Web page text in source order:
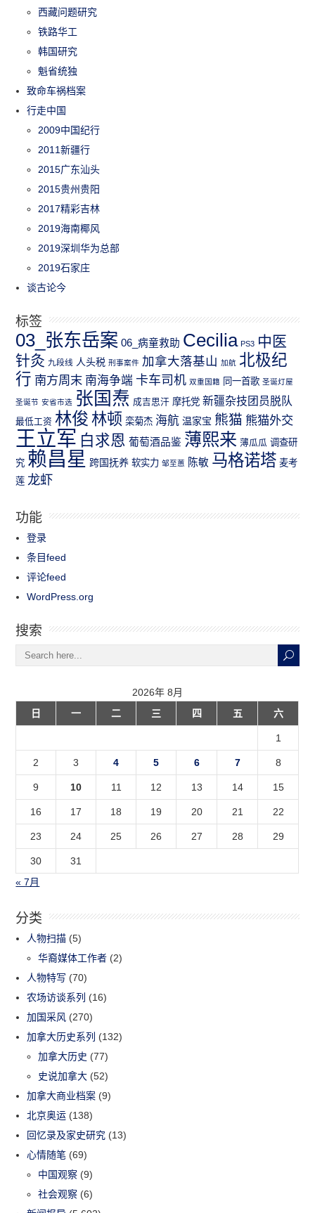
西藏问题研究
铁路华工
韩国研究
魁省统独
致命车祸档案
行走中国
2009中国纪行
2011新疆行
2015广东汕头
2015贵州贵阳
2017精彩吉林
2019海南椰风
2019深圳华为总部
2019石家庄
谈古论今
标签
03_张东岳案 06_病童救助 Cecilia PS3 中医
针灸 九段线 人头税 刑事案件 加拿大落基山 加航 北极纪
行 南方周末 南海争端 卡车司机 双重国籍 同一首歌 圣诞灯屋
圣诞节 安省市选 张国焘 成吉思汗 摩托党 新疆杂技团员脱队
最低工资 林俊 林顿 栾菊杰 海航 温家宝 熊猫 熊猫外交
王立军 白求恩 葡萄酒品鉴 薄熙来 薄瓜瓜 调查研
究 赖昌星 跨国抚养 软实力 邹至蕙 陈敏 马格诺塔 麦考
莲 龙虾
功能
登录
条目feed
评论feed
WordPress.org
搜索
2026年 8月
日
一 二 三 四 五 六
1
2 3 4 5 6 7 8
9 10 11 12 13 14 15
16 17 18 19 20 21 22
23 24 25 26 27 28 29
30
31
« 7月
分类
人物扫描 (5)
华裔媒体工作者 (2)
人物特写 (70)
农场访谈系列 (16)
加国采风 (270)
加拿大历史系列 (132)
加拿大历史 (77)
史说加拿大 (52)
加拿大商业档案 (9)
北京奥运 (138)
回忆录及家史研究 (13)
心情随笔 (69)
中国观察 (9)
社会观察 (6)